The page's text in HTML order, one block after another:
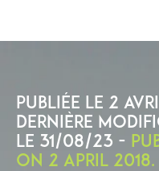
Publiée le 2
Dernière
le 31/08/23 -
ON 2 APRIL